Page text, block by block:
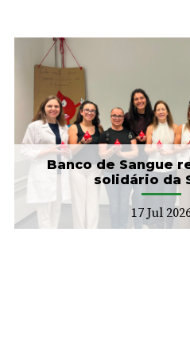
Banco de Sangue
solidário da
17 Jul